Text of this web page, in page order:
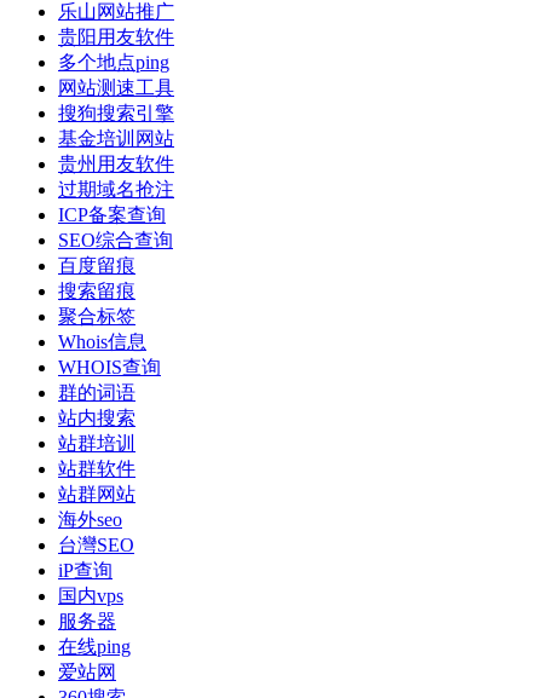
乐山网站推广
贵阳用友软件
多个地点ping
网站测速工具
搜狗搜索引擎
基金培训网站
贵州用友软件
过期域名抢注
ICP备案查询
SEO综合查询
百度留痕
搜索留痕
聚合标签
Whois信息
WHOIS查询
群的词语
站内搜索
站群培训
站群软件
站群网站
海外seo
台灣SEO
iP查询
国内vps
服务器
在线ping
爱站网